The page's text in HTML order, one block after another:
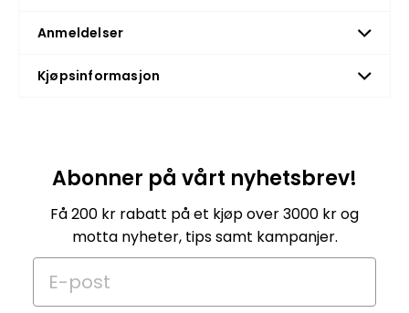
Anmeldelser
Kjøpsinformasjon
Abonner på vårt nyhetsbrev!
Få 200 kr rabatt på et kjøp over 3000 kr og
motta nyheter, tips samt kampanjer.
E-post